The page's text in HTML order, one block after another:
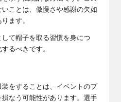
ことは、傲慢さや感謝の欠如
ます。
て帽子を取る習慣を身につ
るべきです。
をすることは、イベントのプ
損なう可能性があります。選手